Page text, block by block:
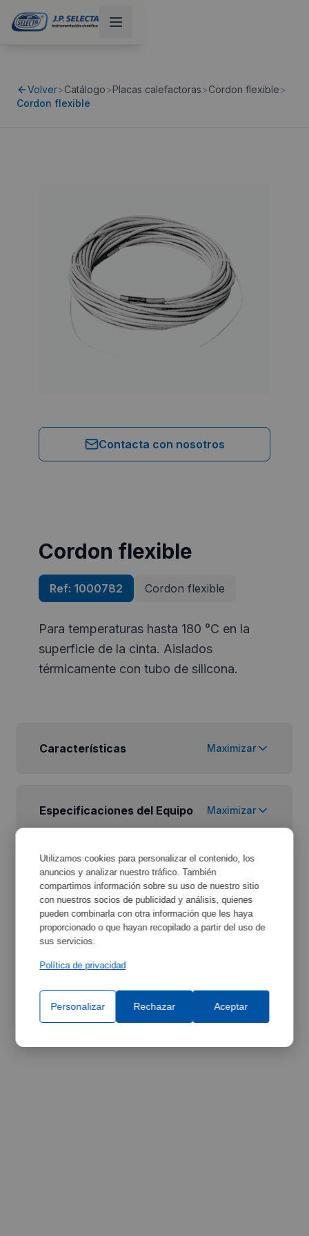
Volver>Catálogo>Placas calefactoras>Cordon flexible>
Cordon flexible
Contacta con nosotros
Cordon flexible
Ref: 1000782 Cordon flexible
Para temperaturas hasta 180 °C en la
superficie de la cinta. Aislados
térmicamente con tubo de silicona.
Características Maximizar
Especificaciones del Equipo Maximizar
Utilizamos cookies para personalizar el contenido, los
anuncios y analizar nuestro tráfico. También
compartimos información sobre su uso de nuestro sitio
con nuestros socios de publicidad y análisis, quienes
pueden combinarla con otra información que les haya
proporcionado o que hayan recopilado a partir del uso de
sus servicios.
Política de privacidad
Personalizar Rechazar Aceptar